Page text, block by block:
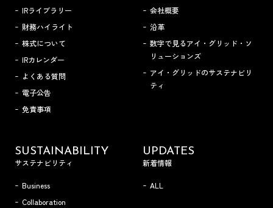
IRライブラリー
財務ハイライト
株式について
IRカレンダー
よくある質問
電子公告
免責事項
会社概要
沿革
数字で見るアイ・グリッド・ソ
リューションズ
アイ・グリッドのサステナビリ
ティ
SUSTAINABILITY
サステナビリティ
Business
Collaboration
UPDATES
新着情報
ALL